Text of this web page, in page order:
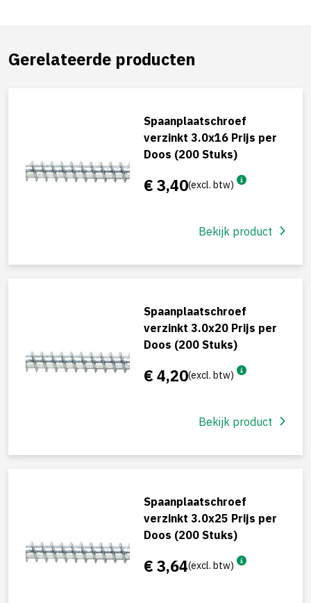
Gerelateerde producten
Spaanplaatschroef
verzinkt 3.0x16 Prijs per
Doos (200 Stuks)
€ 3,40(excl. btw)
Bekijk product
Spaanplaatschroef
verzinkt 3.0x20 Prijs per
Doos (200 Stuks)
€ 4,20(excl. btw)
Bekijk product
Spaanplaatschroef
verzinkt 3.0x25 Prijs per
Doos (200 Stuks)
€ 3,64(excl. btw)